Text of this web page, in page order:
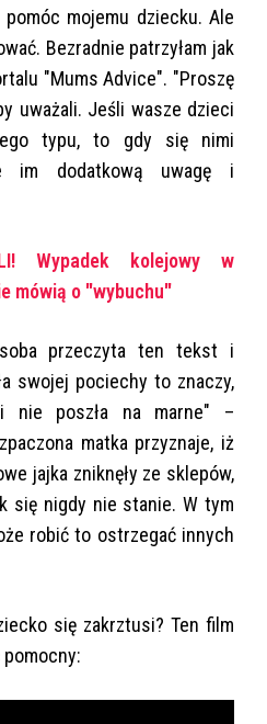
mojemu dziecku. Ale
Bezradnie patrzyłam jak
"Mums Advice". "Proszę
uważali. Jeśli wasze dzieci
typu, to gdy się nimi
im dodatkową uwagę i
Wypadek kolejowy w
mówią o "wybuchu"
przeczyta ten tekst i
swojej pociechy to znaczy,
nie poszła na marne" –
matka przyznaje, iż
jajka zniknęły ze sklepów,
się nigdy nie stanie. W tym
robić to ostrzegać innych
się zakrztusi? Ten film